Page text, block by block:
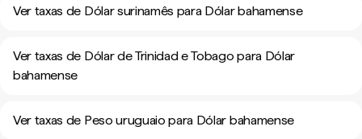
Ver taxas de Dólar surinamês para Dólar bahamense
Ver taxas de Dólar de Trinidad e Tobago para Dólar
bahamense
Ver taxas de Peso uruguaio para Dólar bahamense